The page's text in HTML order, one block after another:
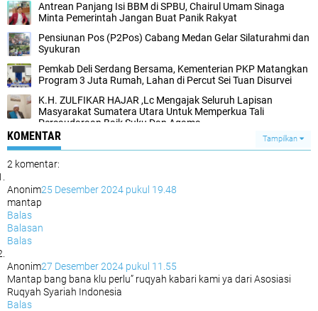
Antrean Panjang Isi BBM di SPBU, Chairul Umam Sinaga
Minta Pemerintah Jangan Buat Panik Rakyat
Pensiunan Pos (P2Pos) Cabang Medan Gelar Silaturahmi dan
Syukuran
Pemkab Deli Serdang Bersama, Kementerian PKP Matangkan
Program 3 Juta Rumah, Lahan di Percut Sei Tuan Disurvei
K.H. ZULFIKAR HAJAR ,Lc Mengajak Seluruh Lapisan
Masyarakat Sumatera Utara Untuk Memperkua Tali
Persaudaraan Baik Suku Dan Agama
KOMENTAR Tampilkan
2 komentar:
Anonim25 Desember 2024 pukul 19.48
mantap
Balas
Balasan
Balas
Anonim27 Desember 2024 pukul 11.55
Mantap bang bana klu perlu” ruqyah kabari kami ya dari Asosiasi
Ruqyah Syariah Indonesia
Balas